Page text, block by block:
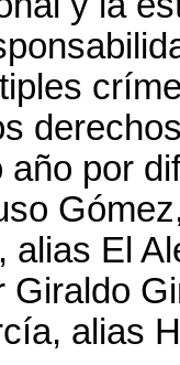
año por
alias El
Giraldo
alias